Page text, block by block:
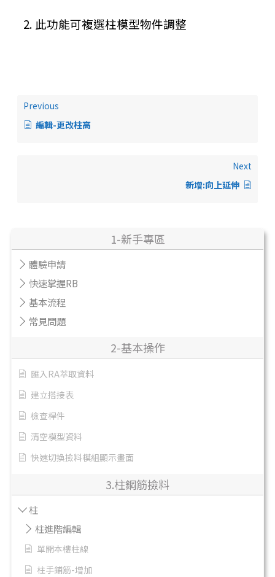
1-新手專區
體驗申請
快速掌握RB
基本流程
常見問題
2-基本操作
匯入RA萃取資料
建立搭接表
檢查桿件
清空模型資料
快速切換撿料模組顯示畫面
3.柱鋼筋撿料
柱
柱進階編輯
單開本樓柱線
柱手鋪筋-增加
2. 此功能可複選柱模型物件調整
Previous
編輯-更改柱高
Next
新增:向上延伸